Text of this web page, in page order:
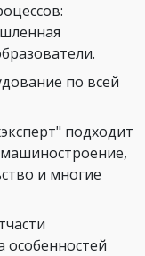
по всей
подходит
и многие
особенностей